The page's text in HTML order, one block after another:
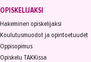
OPISKELIJAKSI
Hakeminen opiskelijaksi
Koulutusmuodot ja opintoetuudet
Oppisopimus
Opiskelu TAKKissa